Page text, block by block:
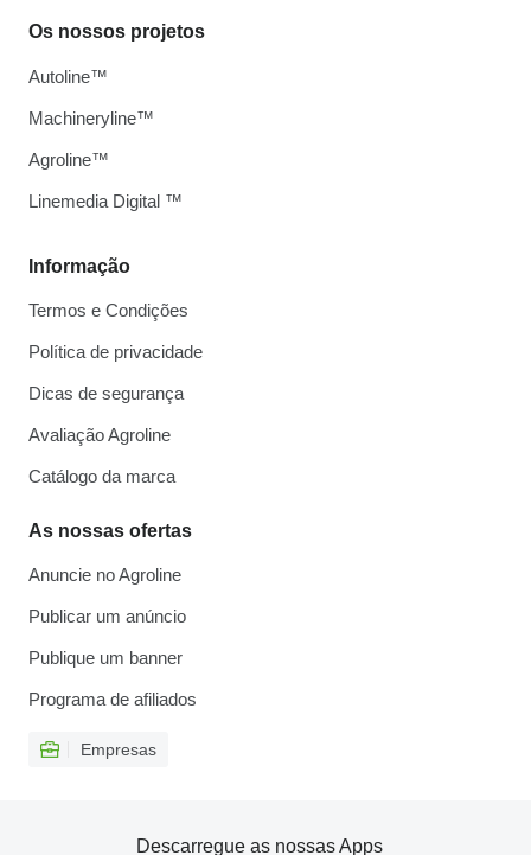
Informação
Termos e Condições
Política de privacidade
Dicas de segurança
Avaliação Agroline
Catálogo da marca
As nossas ofertas
Anuncie no Agroline
Publicar um anúncio
Publique um banner
Programa de afiliados
Empresas
Os nossos projetos
Autoline™
Machineryline™
Agroline™
Linemedia Digital ™
Descarregue as nossas Apps